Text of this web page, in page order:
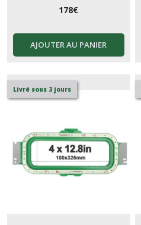
178€
AJOUTER AU PANIER
Livré sous 3 jours